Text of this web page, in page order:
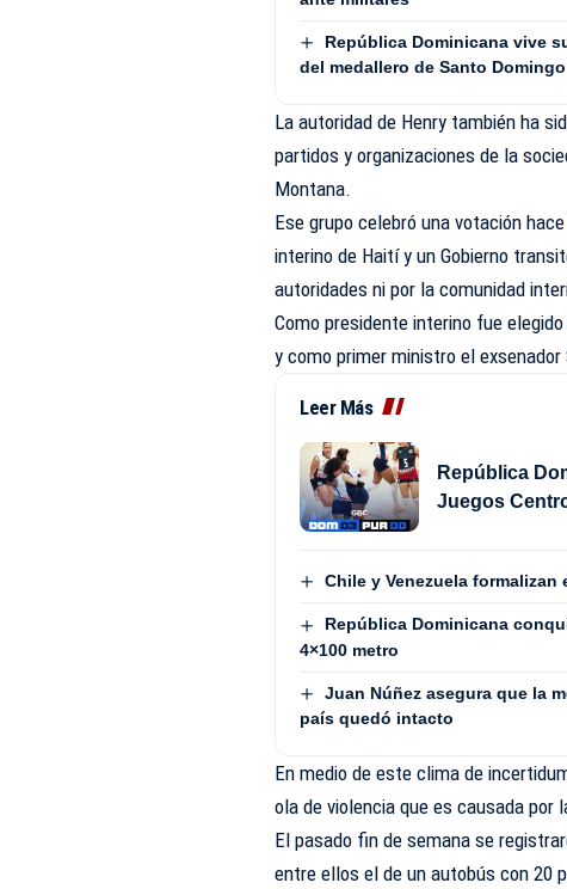
República Dominicana vive
del medallero de Santo
La autoridad de Henry también ha
partidos y organizaciones de la
Montana.
Ese grupo celebró una votación
interino de Haití y un Gobierno
autoridades ni por la comunidad
Como presidente interino fue
y como primer ministro el
Leer Más
República
Juegos
Chile y Venezuela
República Dominicana
4×100 metro
Juan Núñez asegura que la
país quedó intacto
En medio de este clima de
ola de violencia que es causada por
El pasado fin de semana se
entre ellos el de un autobús con 20